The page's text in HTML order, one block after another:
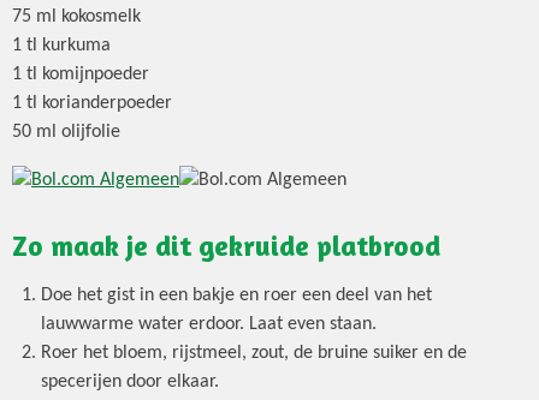
75 ml kokosmelk
1 tl kurkuma
1 tl komijnpoeder
1 tl korianderpoeder
50 ml olijfolie
Zo maak je dit gekruide platbrood
Doe het gist in een bakje en roer een deel van het
lauwwarme water erdoor. Laat even staan.
Roer het bloem, rijstmeel, zout, de bruine suiker en de
specerijen door elkaar.